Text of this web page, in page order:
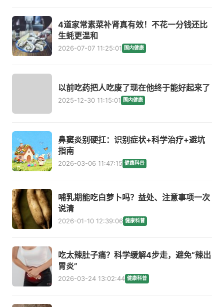
4道家常素菜补肾真有效！不花一分钱还比
生蚝更温和
2026-07-07 11:25:01 国内健康
以前吃药把人吃废了现在他终于能好起来了
2025-12-30 11:15:01 国内健康
鼻窦炎别硬扛：识别症状+科学治疗+避坑
指南
2026-03-06 11:47:15 健康科普
哺乳期能吃白萝卜吗？益处、注意事项一次
说清
2026-01-10 12:39:06 健康科普
吃太辣肚子痛？科学缓解4步走，避免“辣出
胃炎”
2026-03-24 13:02:44 健康科普